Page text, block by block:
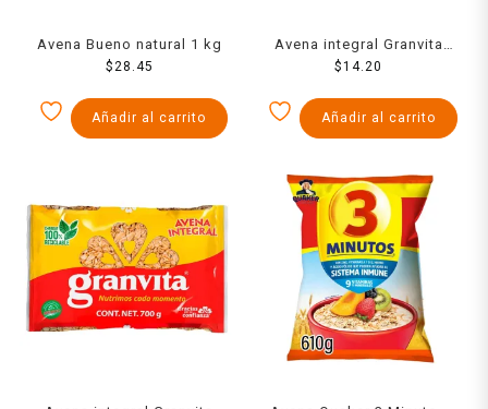
Avena Bueno natural 1 kg
$ 28.45
Añadir al carrito
Avena integral Granvita
400 g
$14.20
Añadir al carrito